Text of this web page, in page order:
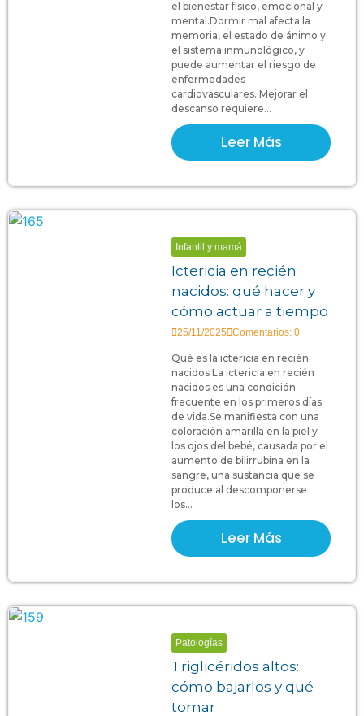
el bienestar físico, emocional y
mental.Dormir mal afecta la
memoria, el estado de ánimo y
el sistema inmunológico, y
puede aumentar el riesgo de
enfermedades
cardiovasculares. Mejorar el
descanso requiere...
Leer Más
Infantil y mamá
Ictericia en recién
nacidos: qué hacer y
cómo actuar a tiempo
25/11/2025 Comentarios: 0
Qué es la ictericia en recién
nacidos La ictericia en recién
nacidos es una condición
frecuente en los primeros días
de vida.Se manifiesta con una
coloración amarilla en la piel y
los ojos del bebé, causada por el
aumento de bilirrubina en la
sangre, una sustancia que se
produce al descomponerse
los...
Leer Más
Patologías
Triglicéridos altos:
cómo bajarlos y qué
tomar